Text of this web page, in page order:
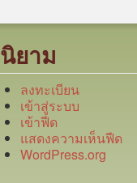
นิยาม
ลงทะเบียน
เข้าสู่ระบบ
เข้าฟีด
แสดงความเห็นฟีด
WordPress.org